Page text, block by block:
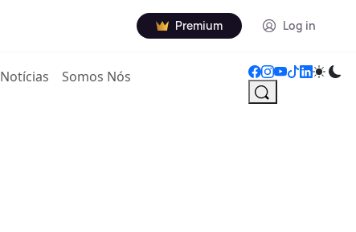
Premium Log in
Notícias Somos Nós